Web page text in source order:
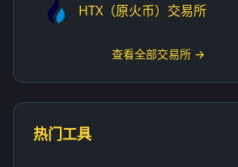
HTX（原火币）交易所
查看全部交易所 →
热门工具